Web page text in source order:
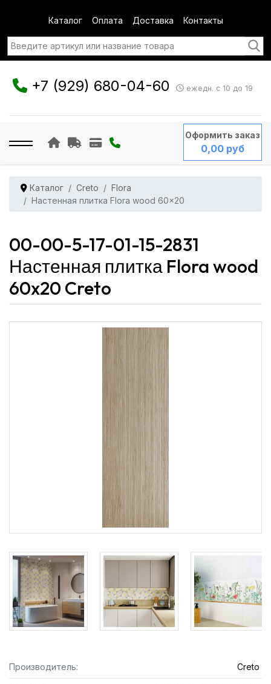
Каталог Оплата Доставка Контакты
+7 (929) 680-04-60 ежедн. с 10 до 19
Оформить заказ
0,00 руб
Каталог Creto
Flora
Настенная плитка Flora wood 60x20
00-00-5-17-01-15-2831
Настенная плитка Flora wood
60x20 Creto
Производитель: Creto